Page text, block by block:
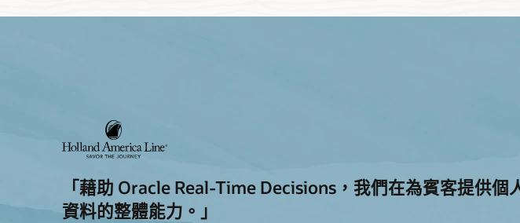
「藉助 Oracle Real-Time Decisions，我們在為賓客提供
資料的整體能力。」